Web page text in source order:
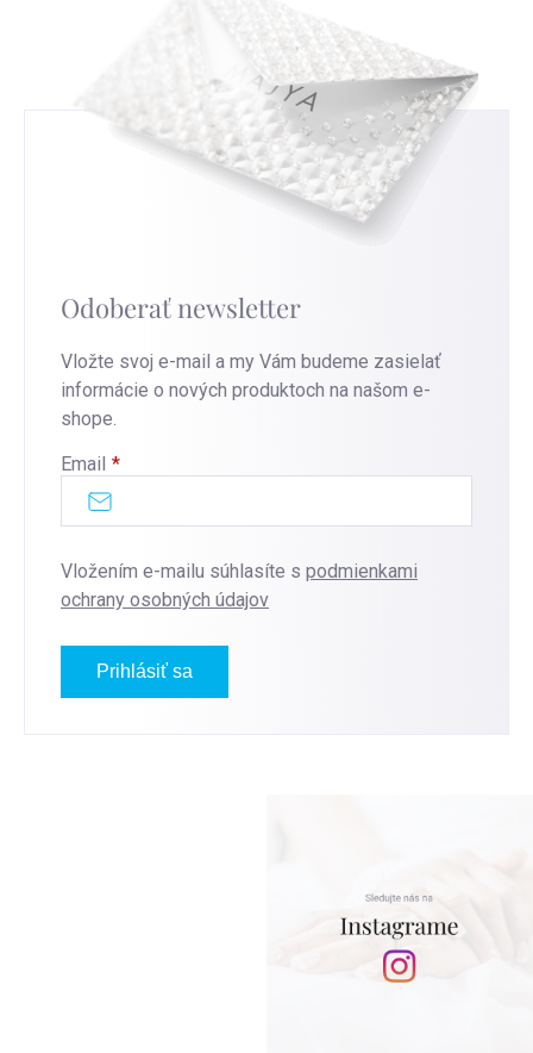
Odoberať newsletter
Vložte svoj e-mail a my Vám budeme zasielať
informácie o nových produktoch na našom e-
shope.
Email
Vložením e-mailu súhlasíte s podmienkami
ochrany osobných údajov
Prihlásiť sa